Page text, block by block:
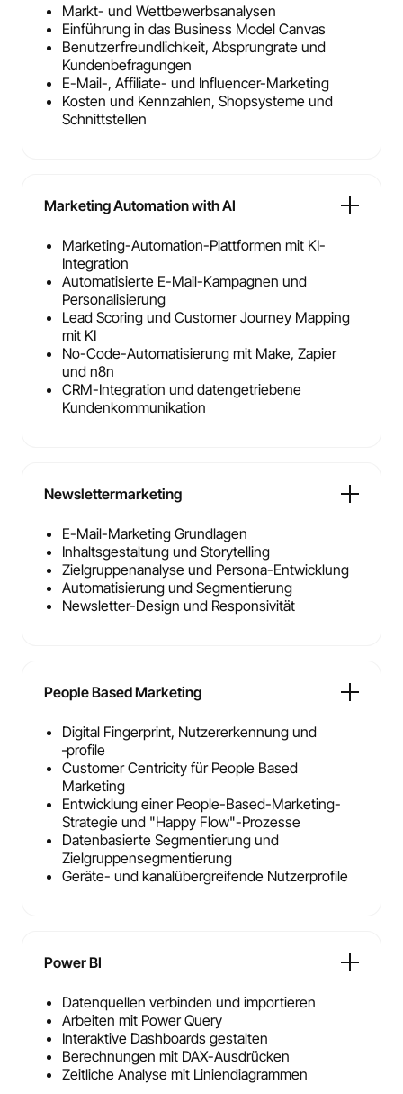
Markt- und Wettbewerbsanalysen
Einführung in das Business Model Canvas
Benutzerfreundlichkeit, Absprungrate und
Kundenbefragungen
E-Mail-, Affiliate- und Influencer-Marketing
Kosten und Kennzahlen, Shopsysteme und
Schnittstellen
Marketing Automation with AI
Marketing-Automation-Plattformen mit KI-
Integration
Automatisierte E-Mail-Kampagnen und
Personalisierung
Lead Scoring und Customer Journey Mapping
mit KI
No-Code-Automatisierung mit Make, Zapier
und n8n
CRM-Integration und datengetriebene
Kundenkommunikation
Newslettermarketing
E-Mail-Marketing Grundlagen
Inhaltsgestaltung und Storytelling
Zielgruppenanalyse und Persona-Entwicklung
Automatisierung und Segmentierung
Newsletter-Design und Responsivität
People Based Marketing
Digital Fingerprint, Nutzererkennung und
‑profile
Customer Centricity für People Based
Marketing
Entwicklung einer People-Based-Marketing-
Strategie und "Happy Flow"-Prozesse
Datenbasierte Segmentierung und
Zielgruppensegmentierung
Geräte- und kanalübergreifende Nutzerprofile
Power BI
Datenquellen verbinden und importieren
Arbeiten mit Power Query
Interaktive Dashboards gestalten
Berechnungen mit DAX-Ausdrücken
Zeitliche Analyse mit Liniendiagrammen